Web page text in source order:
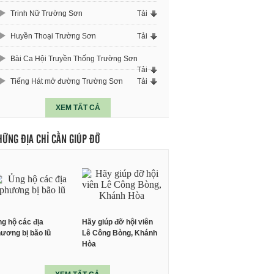
Trinh Nữ Trường Sơn Tải
Huyền Thoại Trường Sơn Tải
Bài Ca Hội Truyền Thống Trường Sơn
Tải
Tiếng Hát mở đường Trường Sơn
Tải
XEM TẤT CẢ
ĐỊA CHỈ CẦN GIÚP ĐỠ
hộ các địa
bị bão lũ
Hãy giúp đỡ hội viên
Lê Công Bòng, Khánh
Hòa